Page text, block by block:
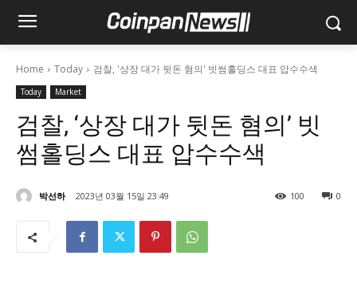
Home Today 검찰, '상장 대가 뒷돈 혐의' 빗썸홀딩스 대표 압수수색
Today Market
검찰, ‘상장 대가 뒷돈 혐의’ 빗
썸홀딩스 대표 압수수색
박선하 2023년 03월 15일 23:49 0
100